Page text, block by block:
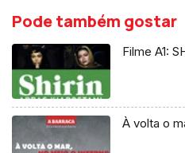
Pode também gostar
Filme A1:
À volta o